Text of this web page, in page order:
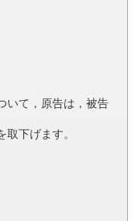
いて，原告は，被告
下げます。